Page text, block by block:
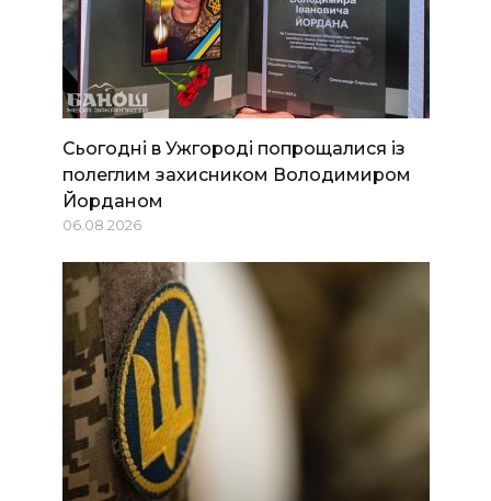
Сьогодні в Ужгороді попрощалися із
полеглим захисником Володимиром
Йорданом
06.08.2026